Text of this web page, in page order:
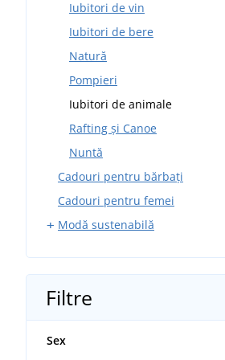
Pantaloni de trening
Iubitori de vin
Iubitori de bere
Natură
Pompieri
Iubitori de animale
Rafting și Canoe
Nuntă
Cadouri pentru bărbați
Cadouri pentru femei
Modă sustenabilă
Hanorace
Șepci și căciuli
Îmbrăcăminte sport
Filtre
Sex